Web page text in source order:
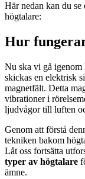
Här nedan kan du
högtalare:
Hur
Nu ska vi gå igenom
skickas en elektrisk
magnetfält. Detta
vibrationer i
ljudvågor till luften
Genom att förstå
tekniken bakom
Låt oss fortsätta
typer av högtalare
ämne.